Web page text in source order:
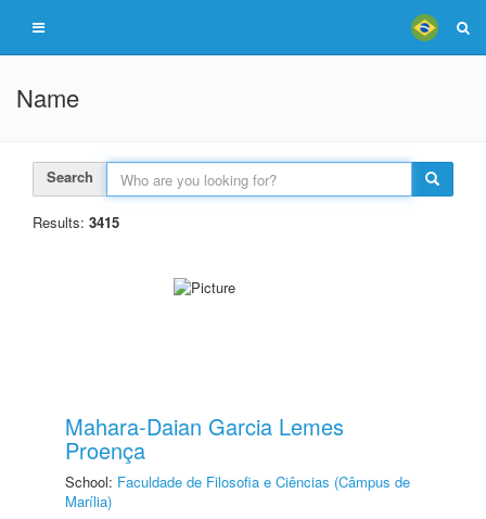
Name
Search
Results: 3415
Mahara-Daian Garcia Lemes
Proença
School: Faculdade de Filosofia e Ciências (Câmpus de
Marília)